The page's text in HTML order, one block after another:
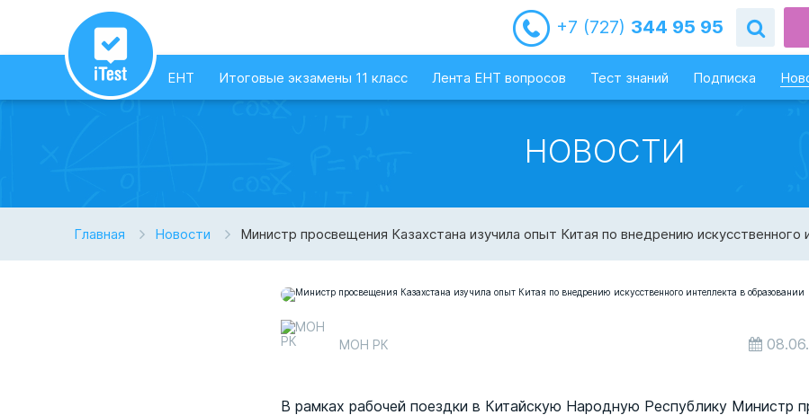
+7 (727) 344 95 95
ЕНТ Итоговые экзамены 11 класс Лента ЕНТ вопросов Тест знаний Подписка
НОВОСТИ
Главная Новости Министр просвещения Казахстана изучила опыт Китая по внедрению искусственного
МОН РК
В рамках рабочей поездки в Китайскую Народную Республику Министр